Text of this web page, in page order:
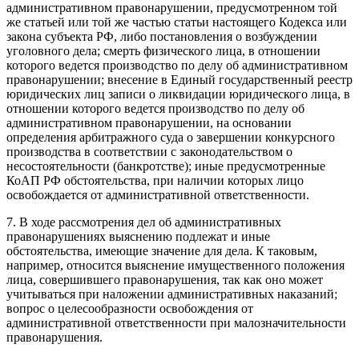
административном правонарушении, предусмотренном той
же статьей или той же частью статьи настоящего Кодекса или
закона субъекта РФ, либо постановления о возбуждении
уголовного дела; смерть физического лица, в отношении
которого ведется производство по делу об административном
правонарушении; внесение в Единый государственный реестр
юридических лиц записи о ликвидации юридического лица, в
отношении которого ведется производство по делу об
административном правонарушении, на основании
определения арбитражного суда о завершении конкурсного
производства в соответствии с законодательством о
несостоятельности (банкротстве); иные предусмотренные
КоАП РФ обстоятельства, при наличии которых лицо
освобождается от административной ответственности.
7. В ходе рассмотрения дел об административных
правонарушениях выяснению подлежат и иные
обстоятельства, имеющие значение для дела. К таковым,
например, относится выяснение имущественного положения
лица, совершившего правонарушения, так как оно может
учитываться при наложении административных наказаний;
вопрос о целесообразности освобождения от
административной ответственности при малозначительности
правонарушения.